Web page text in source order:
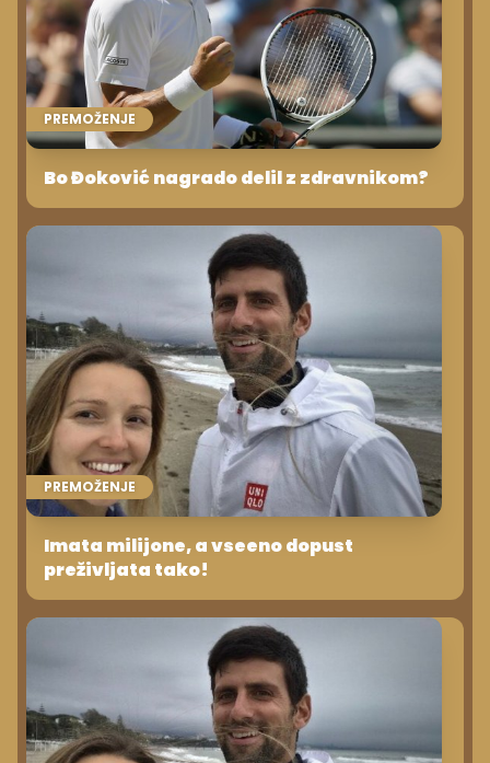
PREMOŽENJE
Bo Đoković nagrado delil z zdravnikom?
PREMOŽENJE
Imata milijone, a vseeno dopust
preživljata tako!